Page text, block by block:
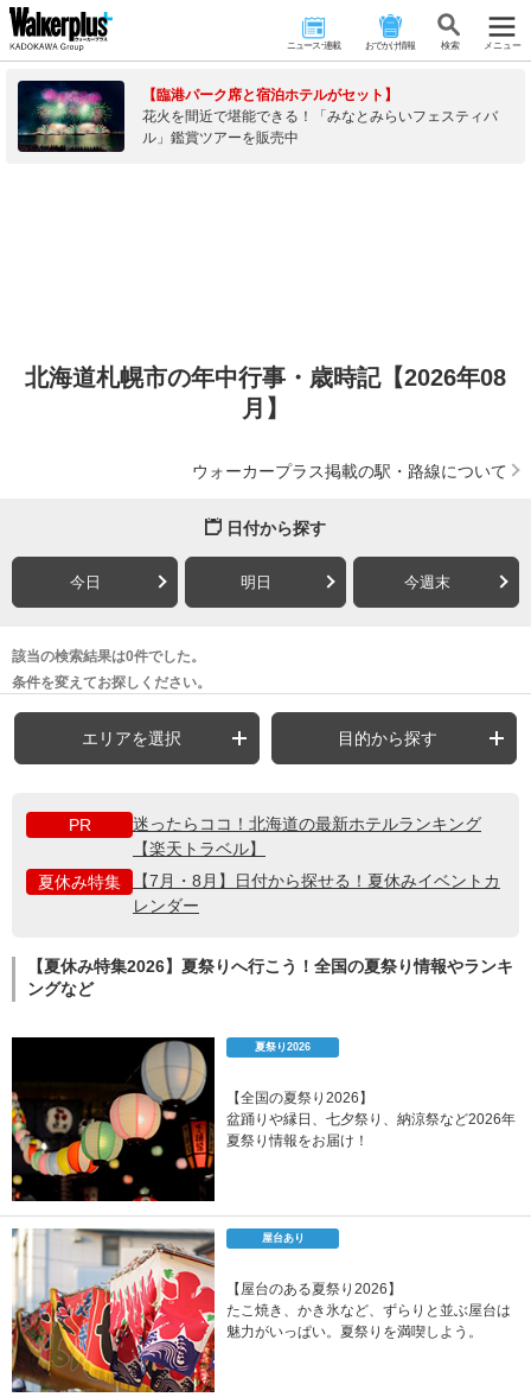
ニュース･連載 おでかけ情報 検 索 メニュー
【臨港パーク席と宿泊ホテルがセット】
花火を間近で堪能できる！「みなとみらいフェスティバ
ル」鑑賞ツアーを販売中
北海道札幌市の年中行事・歳時記【2026年08
月】
ウォーカープラス掲載の駅・路線について
日付から探す
今日 明日 今週末
該当の検索結果は0件でした。
条件を変えてお探しください。
エリアを選択 目的から探す
PR
迷ったらココ！北海道の最新ホテルランキング
【楽天トラベル】
夏休み特集
【7月・8月】日付から探せる！夏休みイベントカ
レンダー
【夏休み特集2026】夏祭りへ行こう！全国の夏祭り情報やランキ
ングなど
夏祭り2026
【全国の夏祭り2026】
盆踊りや縁日、七夕祭り、納涼祭など2026年
夏祭り情報をお届け！
屋台あり
【屋台のある夏祭り2026】
たこ焼き、かき氷など、ずらりと並ぶ屋台は
魅力がいっぱい。夏祭りを満喫しよう。